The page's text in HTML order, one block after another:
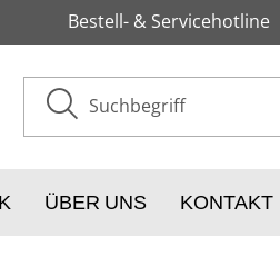
Bestell- & Servicehotline
ÜBER UNS KONTAKT